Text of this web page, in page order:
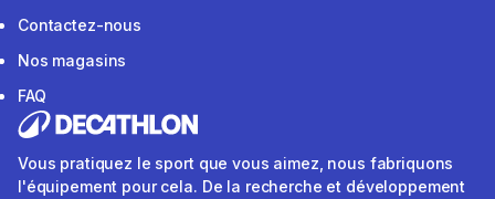
Contactez-nous
Nos magasins
FAQ
Vous pratiquez le sport que vous aimez, nous fabriquons
l'équipement pour cela. De la recherche et développement